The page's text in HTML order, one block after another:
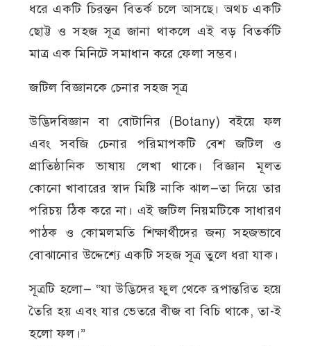
ধরে একটি চিরন্তন বিতর্ক চলে আসছে। অথচ একটি
ছোট্ট ও সহজ সূত্র জানা থাকলে এই বড় বিতর্কটি
মাত্র এক মিনিটে সমাধান করে ফেলা সম্ভব।
জটিল বিজ্ঞানকে চেনার সহজ সূত্র
উদ্ভিদবিজ্ঞান বা বোটানির (Botany) বইয়ে ফল
এবং সবজি চেনার পরিমাপকটি বেশ জটিল ও
প্রাতিষ্ঠানিক ভাষায় লেখা থাকে। বিজ্ঞান মূলত
কোনো খাবারের স্বাদ মিষ্টি নাকি ঝাল—তা দিয়ে তার
পরিচয় ঠিক করে না। এই জটিল নিয়মটিকে সাধারণ
পাঠক ও কোমলমতি শিক্ষার্থীদের জন্য সহজভাবে
বোঝানোর উদ্দেশ্যে একটি সহজ সূত্র তুলে ধরা যাক।
সূত্রটি হলো— “যা উদ্ভিদের ফুল থেকে রূপান্তরিত হয়ে
তৈরি হয় এবং যার ভেতরে বীজ বা বিচি থাকে, তা-ই
হলো ফল।”